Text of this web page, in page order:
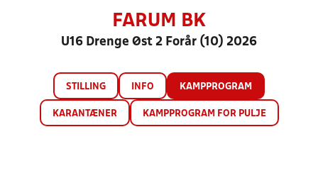
FARUM BK
U16 Drenge Øst 2 Forår (10) 2026
STILLING INFO KAMPPROGRAM
KARANTÆNER KAMPPROGRAM FOR PULJE